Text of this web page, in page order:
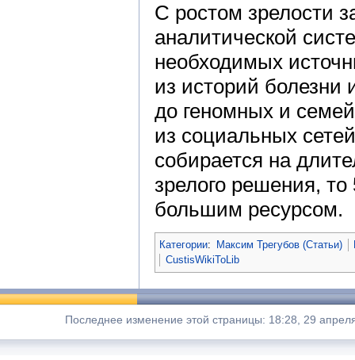
С ростом зрелости
аналитической
необходимых
из историй болезни
до геномных и
из социальных
собирается на
зрелого решения,
большим ресурсом.
Категории: Максим Трегубов (Статьи)
CustisWikiToLib
Последнее изменение этой страницы: 18:28, 29